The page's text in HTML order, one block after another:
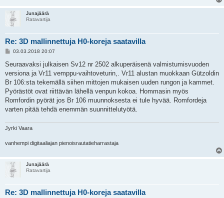
Junajäärä
Ratavartija
Re: 3D mallinnettuja H0-koreja saatavilla
V
e
t
i
03.03.2018 20:07
Seuraavaksi julkaisen Sv12 nr 2502 alkuperäisenä valmistumisvuoden
versiona ja Vr11 vemppu-vaihtoveturin,. Vr11 alustan muokkaan Gützoldin
Br 106:sta tekemällä siihen mittojen mukaisen uuden rungon ja kammet.
Pyörästöt ovat riittävän lähellä venpun kokoa. Hommasin myös
Romfordin pyörät jos Br 106 muunnoksesta ei tule hyvää. Romfordeja
varten pitää tehdä enemmän suunnittelutyötä.
Jyrki Vaara
vanhempi digitaaliajan pienoisrautatieharrastaja
Junajäärä
Ratavartija
Re: 3D mallinnettuja H0-koreja saatavilla